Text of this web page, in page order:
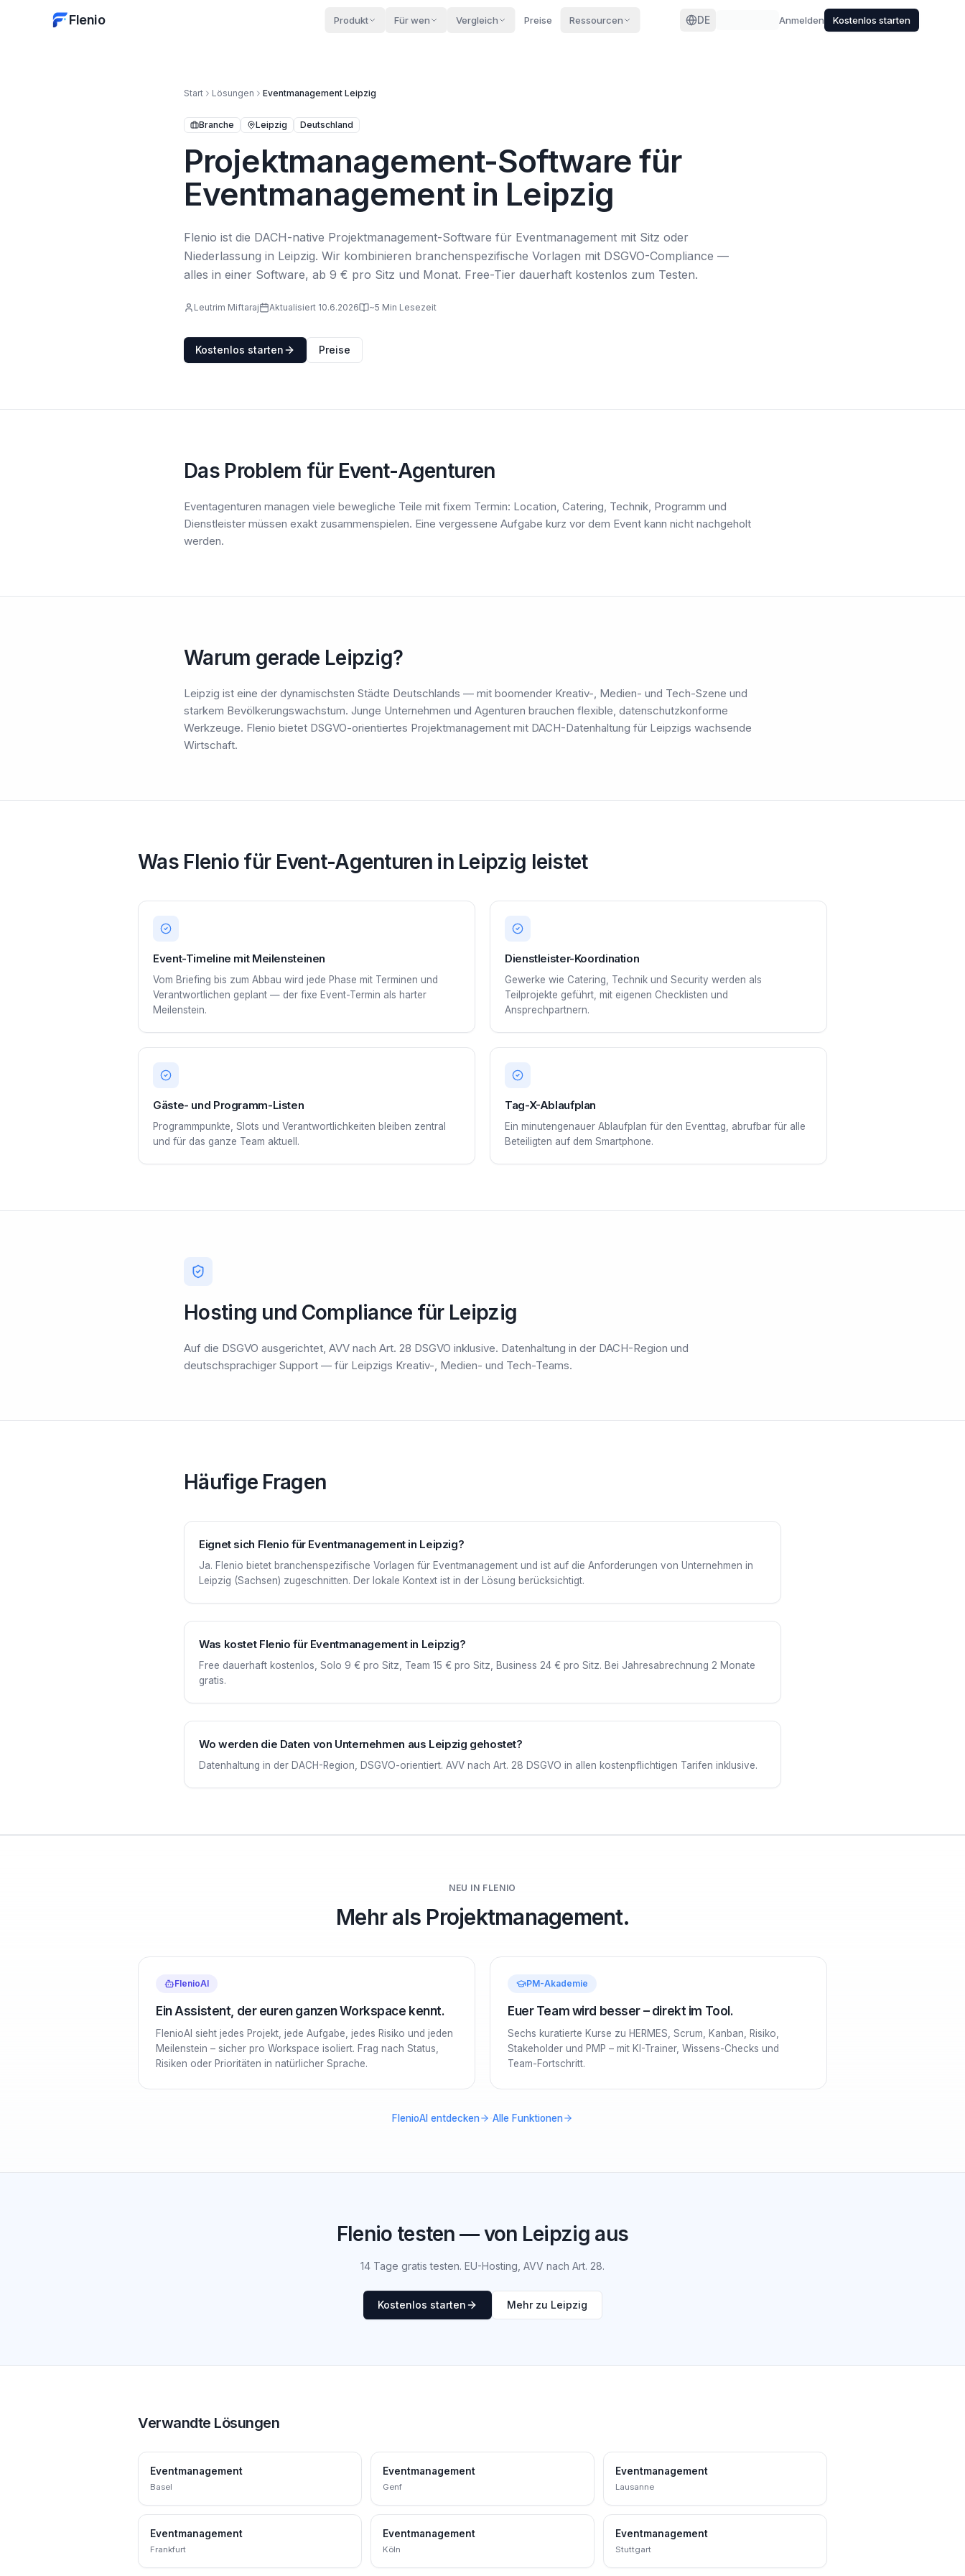
Flenio Produkt Für wen Vergleich Preise Ressourcen DE Anmelden Kostenlos starten
Start Lösungen Eventmanagement Leipzig
Branche Leipzig Deutschland
Projektmanagement-Software für
Eventmanagement in Leipzig
Flenio ist die DACH-native Projektmanagement-Software für Eventmanagement mit Sitz oder
Niederlassung in Leipzig. Wir kombinieren branchenspezifische Vorlagen mit DSGVO-Compliance —
alles in einer Software, ab 9 € pro Sitz und Monat. Free-Tier dauerhaft kostenlos zum Testen.
Leutrim Miftaraj Aktualisiert 10.6.2026 ~5 Min Lesezeit
Kostenlos starten Preise
Das Problem für Event-Agenturen
Eventagenturen managen viele bewegliche Teile mit fixem Termin: Location, Catering, Technik, Programm und
Dienstleister müssen exakt zusammenspielen. Eine vergessene Aufgabe kurz vor dem Event kann nicht nachgeholt
werden.
Warum gerade Leipzig?
Leipzig ist eine der dynamischsten Städte Deutschlands — mit boomender Kreativ-, Medien- und Tech-Szene und
starkem Bevölkerungswachstum. Junge Unternehmen und Agenturen brauchen flexible, datenschutzkonforme
Werkzeuge. Flenio bietet DSGVO-orientiertes Projektmanagement mit DACH-Datenhaltung für Leipzigs wachsende
Wirtschaft.
Was Flenio für Event-Agenturen in Leipzig leistet
Event-Timeline mit Meilensteinen
Vom Briefing bis zum Abbau wird jede Phase mit Terminen und
Verantwortlichen geplant — der fixe Event-Termin als harter
Meilenstein.
Dienstleister-Koordination
Gewerke wie Catering, Technik und Security werden als
Teilprojekte geführt, mit eigenen Checklisten und
Ansprechpartnern.
Gäste- und Programm-Listen
Programmpunkte, Slots und Verantwortlichkeiten bleiben zentral
und für das ganze Team aktuell.
Tag-X-Ablaufplan
Ein minutengenauer Ablaufplan für den Eventtag, abrufbar für alle
Beteiligten auf dem Smartphone.
Hosting und Compliance für Leipzig
Auf die DSGVO ausgerichtet, AVV nach Art. 28 DSGVO inklusive. Datenhaltung in der DACH-Region und
deutschsprachiger Support — für Leipzigs Kreativ-, Medien- und Tech-Teams.
Häufige Fragen
Eignet sich Flenio für Eventmanagement in Leipzig?
Ja. Flenio bietet branchenspezifische Vorlagen für Eventmanagement und ist auf die Anforderungen von Unternehmen in
Leipzig (Sachsen) zugeschnitten. Der lokale Kontext ist in der Lösung berücksichtigt.
Was kostet Flenio für Eventmanagement in Leipzig?
Free dauerhaft kostenlos, Solo 9 € pro Sitz, Team 15 € pro Sitz, Business 24 € pro Sitz. Bei Jahresabrechnung 2 Monate
gratis.
Wo werden die Daten von Unternehmen aus Leipzig gehostet?
Datenhaltung in der DACH-Region, DSGVO-orientiert. AVV nach Art. 28 DSGVO in allen kostenpflichtigen Tarifen inklusive.
NEU IN FLENIO
Mehr als Projektmanagement.
FlenioAI
Ein Assistent, der euren ganzen Workspace kennt.
FlenioAI sieht jedes Projekt, jede Aufgabe, jedes Risiko und jeden
Meilenstein – sicher pro Workspace isoliert. Frag nach Status,
Risiken oder Prioritäten in natürlicher Sprache.
PM-Akademie
Euer Team wird besser – direkt im Tool.
Sechs kuratierte Kurse zu HERMES, Scrum, Kanban, Risiko,
Stakeholder und PMP – mit KI-Trainer, Wissens-Checks und
Team-Fortschritt.
FlenioAI entdecken Alle Funktionen
Flenio testen — von Leipzig aus
14 Tage gratis testen. EU-Hosting, AVV nach Art. 28.
Kostenlos starten Mehr zu Leipzig
Verwandte Lösungen
Eventmanagement
Basel
Eventmanagement
Genf
Eventmanagement
Lausanne
Eventmanagement
Frankfurt
Eventmanagement
Köln
Eventmanagement
Stuttgart